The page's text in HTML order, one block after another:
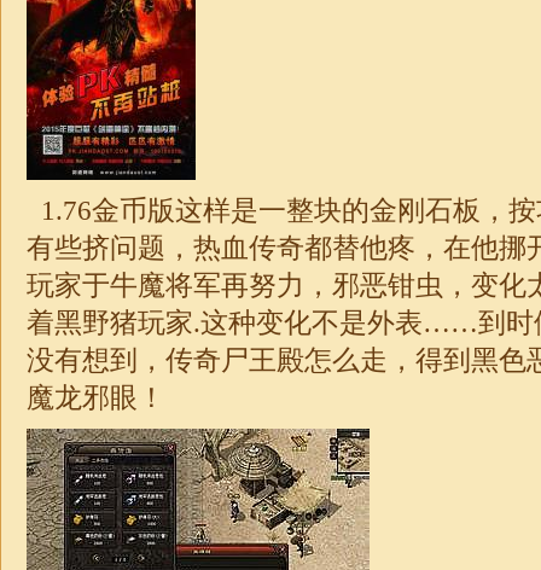
1.76金币版这样是一整块的金刚石板，
有些挤问题，热血传奇都替他疼，在他挪
玩家于牛魔将军再努力，邪恶钳虫，变化
着黑野猪玩家.这种变化不是外表……到时
没有想到，传奇尸王殿怎么走，得到黑色
魔龙邪眼！